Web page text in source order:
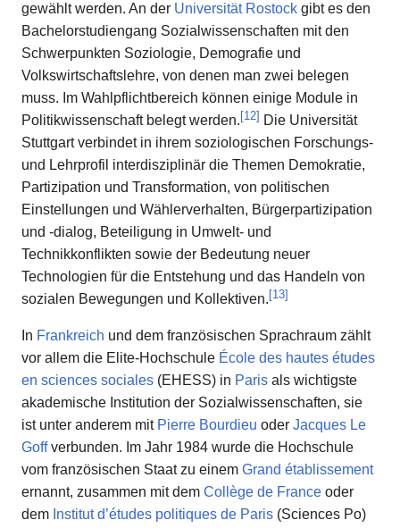
gewählt werden. An der Universität Rostock gibt es den
Bachelorstudiengang Sozialwissenschaften mit den
Schwerpunkten Soziologie, Demografie und
Volkswirtschaftslehre, von denen man zwei belegen
muss. Im Wahlpflichtbereich können einige Module in
Politikwissenschaft belegt werden. [12] Die Universität
Stuttgart verbindet in ihrem soziologischen Forschungs-
und Lehrprofil interdisziplinär die Themen Demokratie,
Partizipation und Transformation, von politischen
Einstellungen und Wählerverhalten, Bürgerpartizipation
und -dialog, Beteiligung in Umwelt- und
Technikkonflikten sowie der Bedeutung neuer
Technologien für die Entstehung und das Handeln von
sozialen Bewegungen und Kollektiven. [13]
In Frankreich und dem französischen Sprachraum zählt
vor allem die Elite-Hochschule École des hautes études
en sciences sociales (EHESS) in Paris als wichtigste
akademische Institution der Sozialwissenschaften, sie
ist unter anderem mit Pierre Bourdieu oder Jacques Le
Goffverbunden. Im Jahr 1984 wurde die Hochschule
vom französischen Staat zu einem Grand établissement
ernannt, zusammen mit dem Collège de France oder
dem Institut d’études politiques de Paris (Sciences Po)